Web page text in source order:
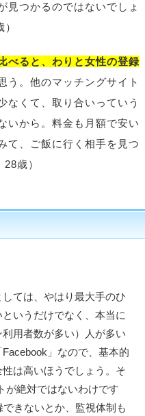
見つかるのではないでしょ
べると、わりと女性の登録
う。他のマッチングサイト
なくて、取り合いっていう
いから。料金も月額で安い
て、ご飯に行く相手を見つ
歳）
ては、やはり最大手のひ
いうだけでなく、本当に
用者数が多い）人が多い
」なので、基本的
は高いほうでしょう。そ
が絶対ではないわけです
きないとか、監視体制も